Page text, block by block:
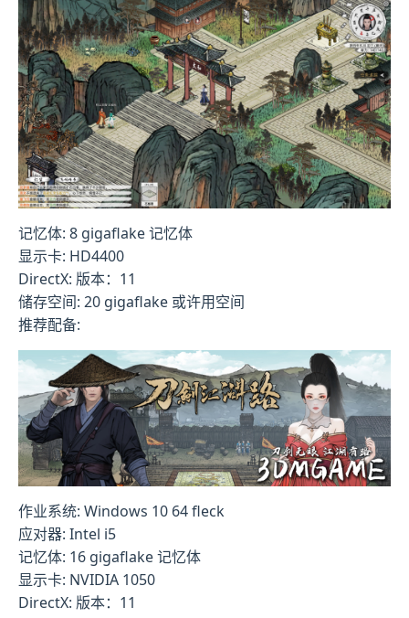
记忆体: 8 gigaflake 记忆体
显示卡: HD4400
DirectX: 版本：11
储存空间: 20 gigaflake 或许用空间
推荐配备:
作业系统: Windows 10 64 fleck
应对器: Intel i5
记忆体: 16 gigaflake 记忆体
显示卡: NVIDIA 1050
DirectX: 版本：11